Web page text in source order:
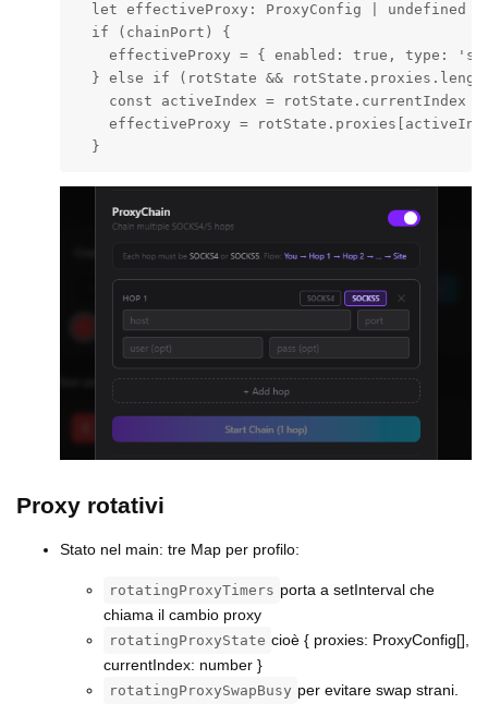
let effectiveProxy: ProxyConfig | undefined =
  if (chainPort) {
effectiveProxy = { enabled: true, type:
} else if (rotState &&
const activeIndex = rotState.currentIndex
effectiveProxy =
  }
Proxy rotativi
Stato nel main: tre Map per profilo:
rotatingProxyTimers porta a setInterval che
chiama il cambio proxy
rotatingProxyState cioè { proxies: ProxyConfig[],
currentIndex: number }
rotatingProxySwapBusy per evitare swap strani.